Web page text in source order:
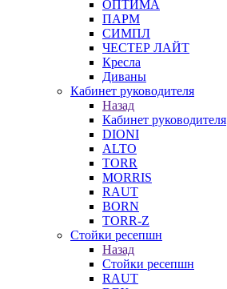
ОПТИМА
ПАРМ
СИМПЛ
ЧЕСТЕР ЛАЙТ
Кресла
Диваны
Кабинет руководителя
Назад
Кабинет руководителя
DIONI
ALTO
TORR
MORRIS
RAUT
BORN
TORR-Z
Стойки ресепшн
Назад
Стойки ресепшн
RAUT